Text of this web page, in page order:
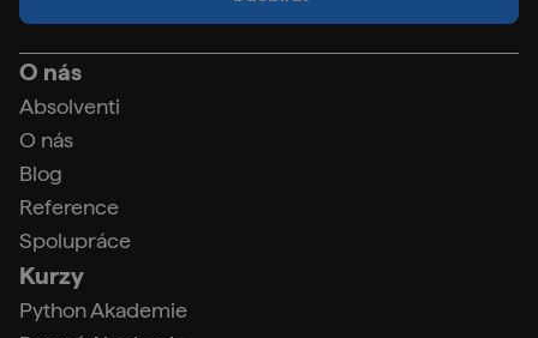
O nás
Absolventi
O nás
Blog
Reference
Spolupráce
Kurzy
Python Akademie